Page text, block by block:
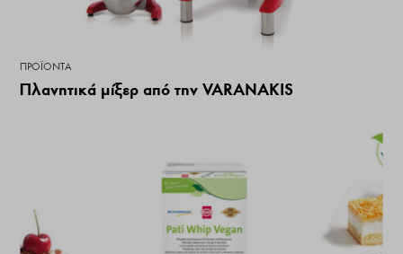
ΠΡΟΪΌΝΤΑ
Πλανητικά μίξερ από την VARANAKIS